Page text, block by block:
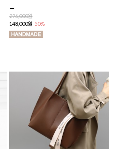
296,000원
148,000원 50%